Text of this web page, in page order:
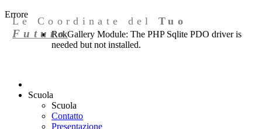
Errore
RokGallery Module: The PHP Sqlite PDO driver is
needed but not installed.
Le Coordinate delTuo
Futuro
Scuola
Scuola
Contatto
Presentazione